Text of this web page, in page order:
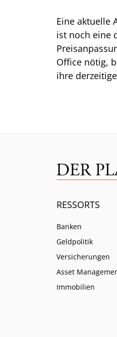
Eine aktuelle
ist noch eine
Office nötig,
ihre
RESSORTS
Banken
Geldpolitik
Versicherungen
Asset
Immobilien